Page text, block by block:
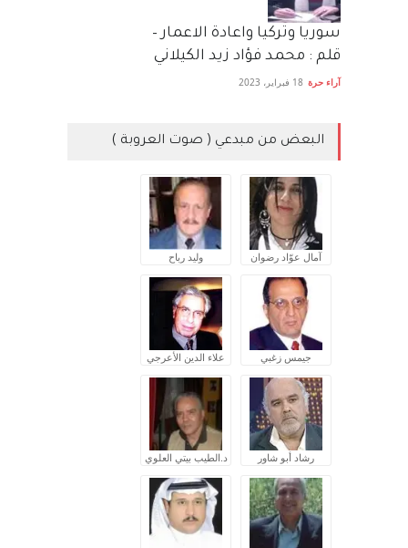
سوريا وتركيا واعادة الاعمار –
قلم : محمد فؤاد زيد الكيلاني
آراء حرة 18 فبراير، 2023
البعض من مبدعي ( صوت العروبة )
آمال عوّاد رضوان وليد رباح
جيمس زغبي علاء الدين الأعرجي
رشاد أبو شاور د.الطيب بيتي العلوي